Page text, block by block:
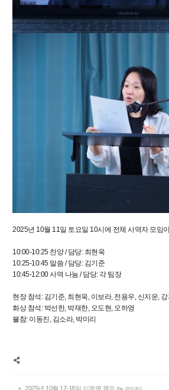
2025년 10월 11일 토요일 10시에 전체 사역자 모임
10:00-10:25 찬양 / 담당: 최현욱
10:25-10:45 말씀 / 담당: 김기준
10:45-12:00 사역 나눔 / 담당: 각 팀장
현장 참석: 김기준, 최현욱, 이보라, 전용우, 신지운,
화상 참석: 박선한, 박재한, 오도현, 오하영
불참: 이동진, 김소라, 박미리
2025년 10월 17-18일 십계명 캠프 (by 관리자)